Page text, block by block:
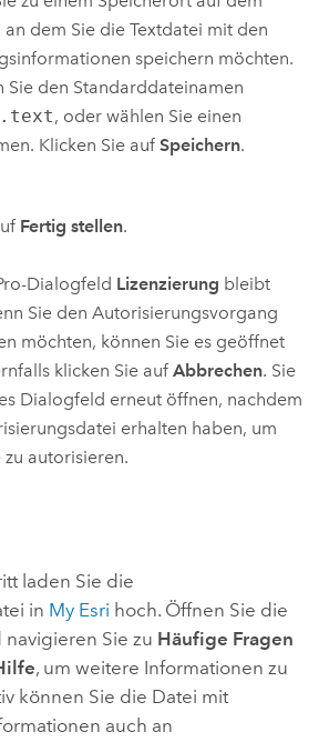
dem Sie die Textdatei mit den
speichern möchten.
Sie den Standarddateinamen
, oder wählen Sie einen
Klicken Sie auf Speichern.
Fertig stellen.
-Dialogfeld Lizenzierung bleibt
Sie den Autorisierungsvorgang
möchten, können Sie es geöffnet
klicken Sie auf Abbrechen. Sie
Dialogfeld erneut öffnen, nachdem
erhalten haben, um
autorisieren.
laden Sie die
in My Esri hoch. Öffnen Sie die
navigieren Sie zu Häufige Fragen
, um weitere Informationen zu
können Sie die Datei mit
auch an